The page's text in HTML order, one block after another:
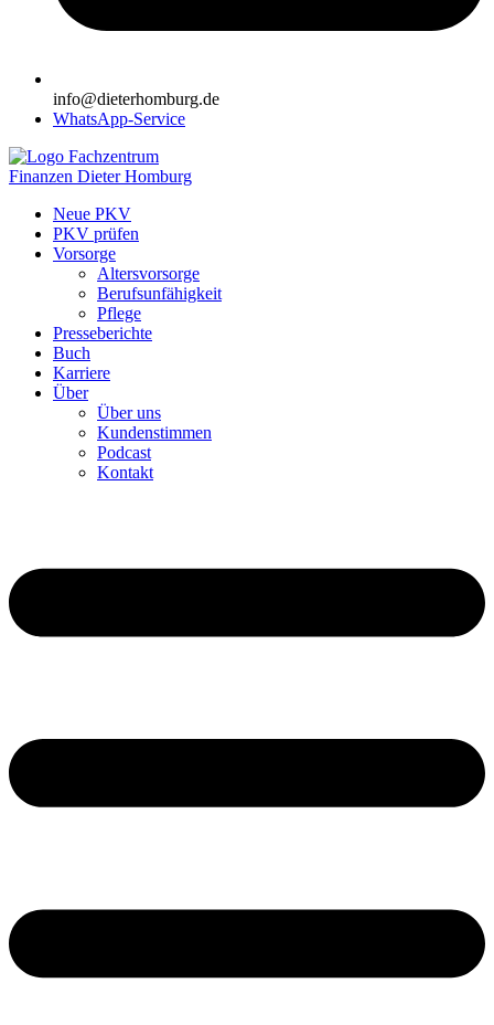
info@dieterhomburg.de
WhatsApp-Service
Neue PKV
PKV prüfen
Vorsorge
Altersvorsorge
Berufsunfähigkeit
Pflege
Presseberichte
Buch
Karriere
Über
Über uns
Kundenstimmen
Podcast
Kontakt